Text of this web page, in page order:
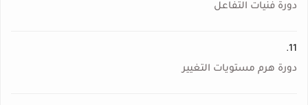
دورة فنيات التفاعل
11.
دورة هرم مستويات التغيير